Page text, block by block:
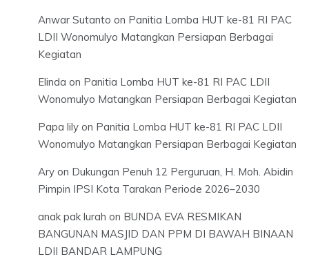
Anwar Sutanto on Panitia Lomba HUT ke-81 RI PAC
LDII Wonomulyo Matangkan Persiapan Berbagai
Kegiatan
Elinda on Panitia Lomba HUT ke-81 RI PAC LDII
Wonomulyo Matangkan Persiapan Berbagai Kegiatan
Papa lily on Panitia Lomba HUT ke-81 RI PAC LDII
Wonomulyo Matangkan Persiapan Berbagai Kegiatan
Ary on Dukungan Penuh 12 Perguruan, H. Moh. Abidin
Pimpin IPSI Kota Tarakan Periode 2026–2030
anak pak lurah on BUNDA EVA RESMIKAN
BANGUNAN MASJID DAN PPM DI BAWAH BINAAN
LDII BANDAR LAMPUNG